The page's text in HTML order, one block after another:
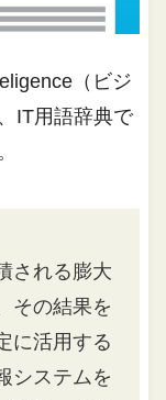
（ビジ
IT用語辞典で
される膨大
その結果を
に活用する
システムを